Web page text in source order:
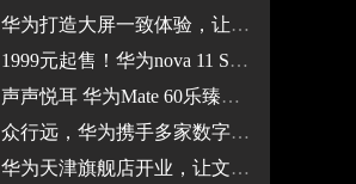
华为打造大屏一致体验，让手机与智慧屏构成全场景新体验
1999元起售！华为nova 11 SE焕新而来
声声悦耳 华为Mate 60乐臻版自带Freebuds 5至臻版享受好音频
众行远，华为携手多家数字教育集团加速培养鸿蒙生态人才
华为天津旗舰店开业，让文保建筑焕新为「城市客厅」